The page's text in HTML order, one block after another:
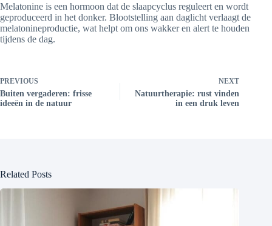
Melatonine is een hormoon dat de slaapcyclus reguleert en wordt
geproduceerd in het donker. Blootstelling aan daglicht verlaagt de
melatonineproductie, wat helpt om ons wakker en alert te houden
tijdens de dag.
PREVIOUS
Buiten vergaderen: frisse
ideeën in de natuur
NEXT
Natuurtherapie: rust vinden
in een druk leven
Related Posts